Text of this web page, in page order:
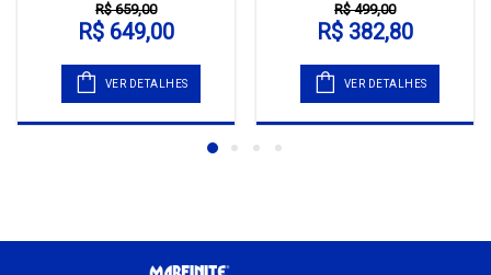
R$ 659,00
R$ 649,00
VER DETALHES
R$ 499,00
R$ 382,80
VER DETALHES